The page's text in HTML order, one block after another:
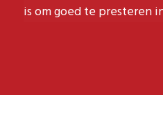
is om goed te presteren